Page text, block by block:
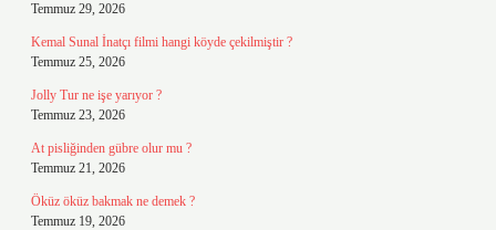
Temmuz 29, 2026
Kemal Sunal İnatçı filmi hangi köyde çekilmiştir ?
Temmuz 25, 2026
Jolly Tur ne işe yarıyor ?
Temmuz 23, 2026
At pisliğinden gübre olur mu ?
Temmuz 21, 2026
Öküz öküz bakmak ne demek ?
Temmuz 19, 2026